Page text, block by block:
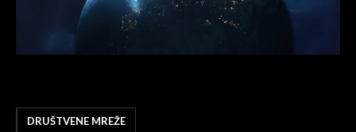
DRUŠTVENE MREŽE